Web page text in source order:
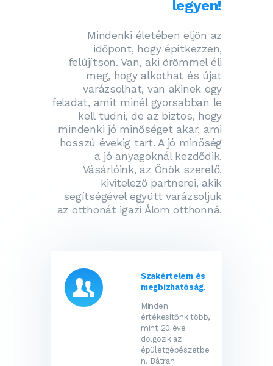
legyen!
Mindenki életében eljön az
időpont, hogy építkezzen,
felújítson. Van, aki örömmel éli
meg, hogy alkothat és újat
varázsolhat, van akinek egy
feladat, amit minél gyorsabban le
kell tudni, de az biztos, hogy
mindenki jó minőséget akar, ami
hosszú évekig tart. A jó minőség
a jó anyagoknál kezdődik.
Vásárlóink, az Önök szerelő,
kivitelező partnerei, akik
segítségével együtt varázsoljuk
az otthonát igazi Álom otthonná.
Szakértelem és
megbízhatóság.
Minden
értékesítőnk több,
mint 20 éve
dolgozik az
épületgépészetbe
n. Bátran